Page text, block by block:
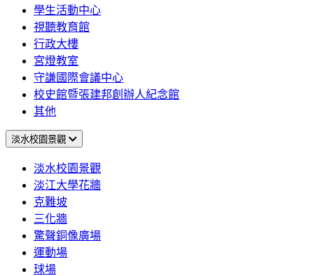
學生活動中心
視聽教育館
行政大樓
宮燈教室
守謙國際會議中心
校史館暨張建邦創辦人紀念館
其他
淡水校園景觀
淡水校園景觀
淡江大學花牆
克難坡
三化牆
驚聲銅像廣場
運動場
球場